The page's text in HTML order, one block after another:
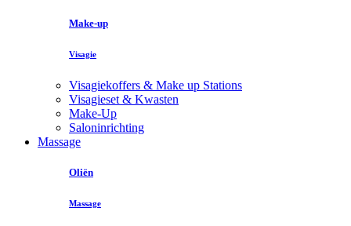
Make-up
Visagie
Visagiekoffers & Make up Stations
Visagieset & Kwasten
Make-Up
Saloninrichting
Massage
Oliën
Massage